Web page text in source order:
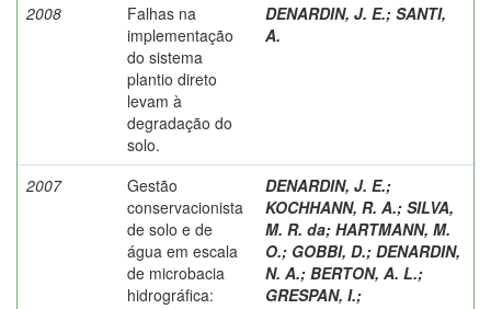
2008
Falhas na
implementação
do sistema
plantio direto
levam à
degradação do
solo.
DENARDIN, J. E.; SANTI,
A.
2007
Gestão
conservacionista
de solo e de
água em escala
de microbacia
hidrográfica:
DENARDIN, J. E.;
KOCHHANN, R. A.; SILVA,
M. R. da; HARTMANN, M.
O.; GOBBI, D.; DENARDIN,
N. A.; BERTON, A. L.;
GRESPAN, I.;